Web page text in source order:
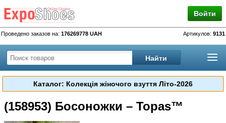
Войти
Проведено заказов на: 176269778 UAH Артикулов: 9131
Каталог: Колекція жіночого взуття Літо-2026
(158953) Босоножки – Topas™